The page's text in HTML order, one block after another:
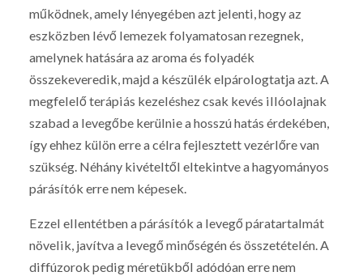
működnek, amely lényegében azt jelenti, hogy az
eszközben lévő lemezek folyamatosan rezegnek,
amelynek hatására az aroma és folyadék
összekeveredik, majd a készülék elpárologtatja azt. A
megfelelő terápiás kezeléshez csak kevés illóolajnak
szabad a levegőbe kerülnie a hosszú hatás érdekében,
így ehhez külön erre a célra fejlesztett vezérlőre van
szükség. Néhány kivételtől eltekintve a hagyományos
párásítók erre nem képesek.
Ezzel ellentétben a párásítók a levegő páratartalmát
növelik, javítva a levegő minőségén és összetételén. A
diffúzorok pedig méretükből adódóan erre nem